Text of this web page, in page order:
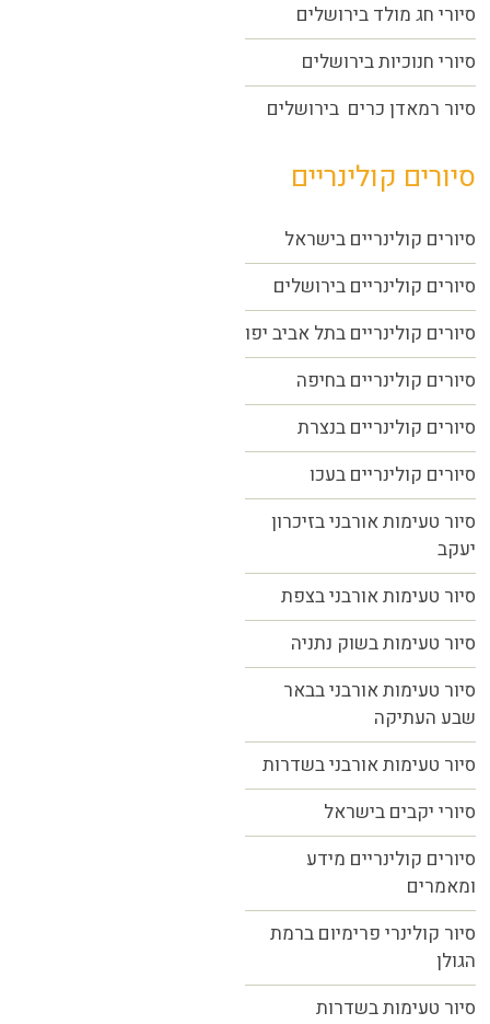
סיורי חג מולד בירושלים
סיורי חנוכיות בירושלים
סיור רמאדן כרים בירושלים
סיורים קולינריים
סיורים קולינריים בישראל
סיורים קולינריים בירושלים
סיורים קולינריים בתל אביב יפו
סיורים קולינריים בחיפה
סיורים קולינריים בנצרת
סיורים קולינריים בעכו
סיור טעימות אורבני בזיכרון
יעקב
סיור טעימות אורבני בצפת
סיור טעימות בשוק נתניה
סיור טעימות אורבני בבאר
שבע העתיקה
סיור טעימות אורבני בשדרות
סיורי יקבים בישראל
סיורים קולינריים מידע
ומאמרים
סיור קולינרי פרימיום ברמת
הגולן
סיור טעימות בשדרות